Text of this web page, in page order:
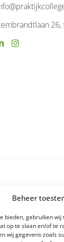
Beheer
bieden, gebruiken
op te slaan en/of te
wij gegevens zoals